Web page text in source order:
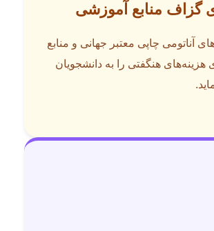
گزاف منابع آموزشی
آناتومی چاپی معتبر جهانی و منابع
هنگفتی را به دانشجویان